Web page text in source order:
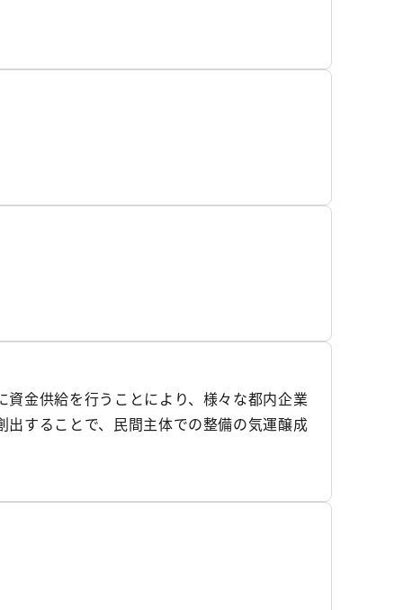
金供給を行うことにより、様々な都内企業
することで、民間主体での整備の気運醸成